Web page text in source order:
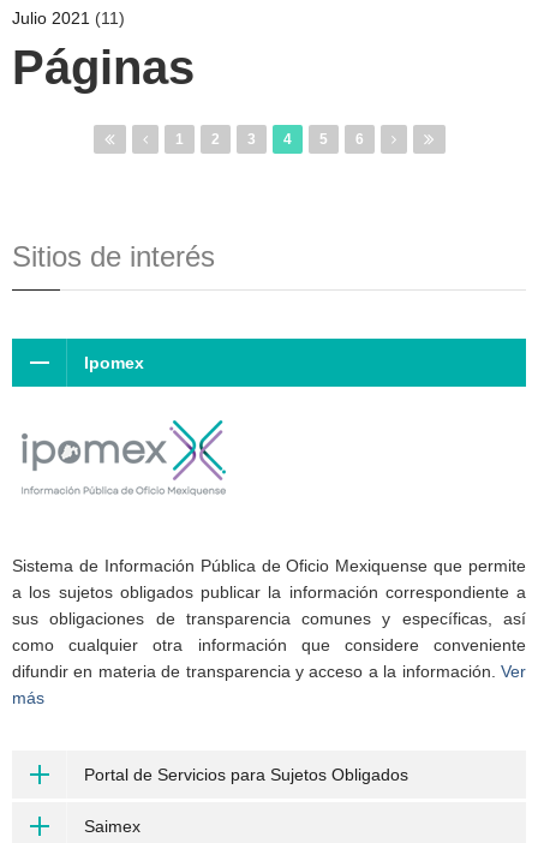
Julio 2021 (11)
Páginas
1 2 3 4 5 6
Sitios de interés
Ipomex
Sistema de Información Pública de Oficio Mexiquense que permite
a los sujetos obligados publicar la información correspondiente a
sus obligaciones de transparencia comunes y específicas, así
como cualquier otra información que considere conveniente
difundir en materia de transparencia y acceso a la información. Ver
más
Portal de Servicios para Sujetos Obligados
Saimex